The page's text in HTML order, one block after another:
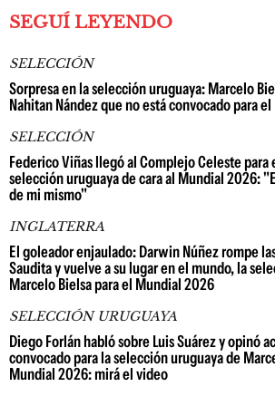
SEGUÍ LEYENDO
SELECCIÓN
Sorpresa en la selección uruguaya: Marcelo
Nahitan Nández que no está convocado para
SELECCIÓN
Federico Viñas llegó al Complejo Celeste para
selección uruguaya de cara al Mundial 2026:
de mi mismo"
INGLATERRA
El goleador enjaulado: Darwin Núñez rompe
Saudita y vuelve a su lugar en el mundo, la
Marcelo Bielsa para el Mundial 2026
SELECCIÓN URUGUAYA
Diego Forlán habló sobre Luis Suárez y opinó
convocado para la selección uruguaya de
Mundial 2026: mirá el video